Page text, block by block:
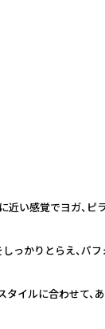
い感覚でヨガ、ピ
っかりとらえ、パ
タイルに合わせて